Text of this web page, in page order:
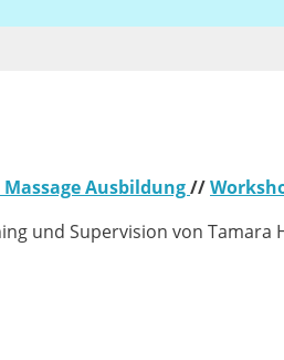
Ausbildung//
und Supervision von Tamara